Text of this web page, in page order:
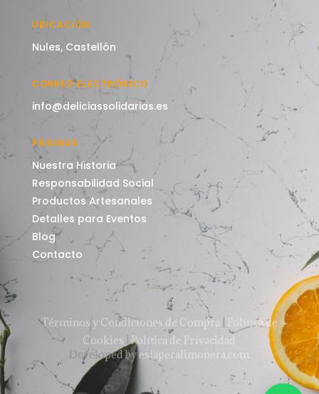
UBICACIÓN
Nules, Castellón
CORREO ELECTRÓNICO
info@deliciassolidarias.es
PÁGINAS
Nuestra Historia
Responsabilidad Social
Productos Artesanales
Detalles para Eventos
Blog
Contacto
Términos y Condiciones de Compra|
Política de
Cookies |Política de Privacidad
Developed byeslaperalimonera.com